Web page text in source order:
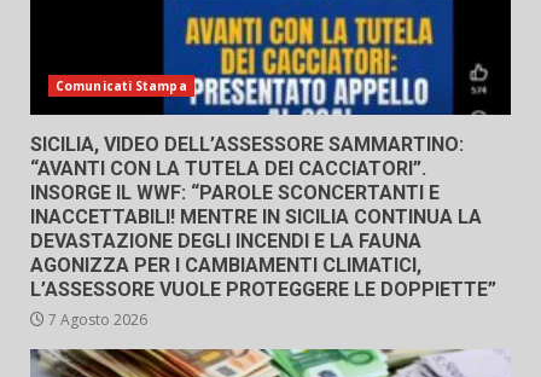
Comunicati Stampa
SICILIA, VIDEO DELL’ASSESSORE SAMMARTINO:
“AVANTI CON LA TUTELA DEI CACCIATORI”.
INSORGE IL WWF: “PAROLE SCONCERTANTI E
INACCETTABILI! MENTRE IN SICILIA CONTINUA LA
DEVASTAZIONE DEGLI INCENDI E LA FAUNA
AGONIZZA PER I CAMBIAMENTI CLIMATICI,
L’ASSESSORE VUOLE PROTEGGERE LE DOPPIETTE”
7 Agosto 2026